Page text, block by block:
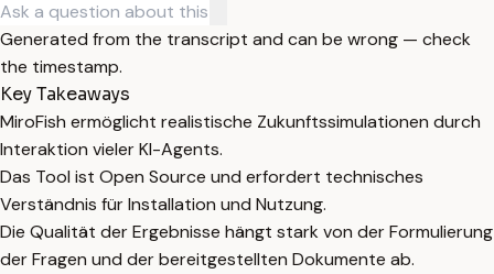
Generated from the transcript and can be wrong — check
the timestamp.
Key Takeaways
MiroFish ermöglicht realistische Zukunftssimulationen durch
Interaktion vieler KI-Agents.
Das Tool ist Open Source und erfordert technisches
Verständnis für Installation und Nutzung.
Die Qualität der Ergebnisse hängt stark von der Formulierung
der Fragen und der bereitgestellten Dokumente ab.